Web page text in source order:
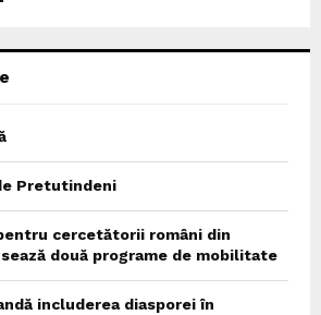
Pretutindeni
cercetătorii români din
două programe de mobilitate
includerea diasporei în